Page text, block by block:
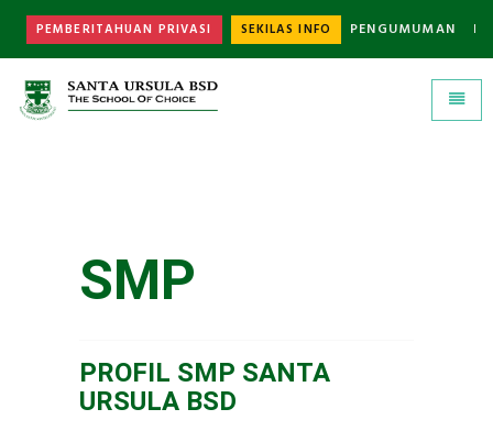
PEMBERITAHUAN PRIVASI SEKILAS INFO PENGUMUMAN
Universal - go to homepage
SMP
PROFIL SMP SANTA
URSULA BSD